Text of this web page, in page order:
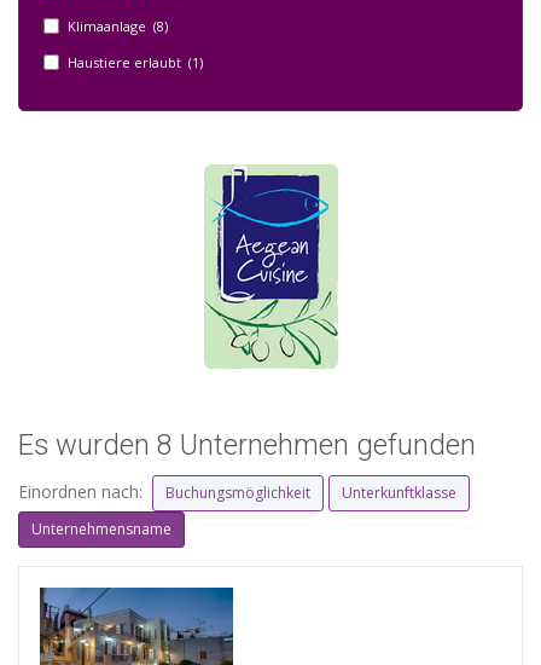
Klimaanlage (8)
Haustiere erlaubt (1)
Es wurden 8 Unternehmen gefunden
Einordnen nach: Buchungsmöglichkeit
Unterkunftklasse
Unternehmensname